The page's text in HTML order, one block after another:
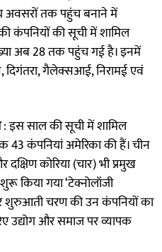
अवसरों तक पहुंच बनाने में
कंपनियों की सूची में शामिल
अब 28 तक पहुंच गई है। इनमें
दिगंतरा, गैलेक्सआई, निरामई एवं
: इस साल की सूची में शामिल
43 कंपनियां अमेरिका की हैं। चीन
कोरिया (चार) भी प्रमुख
किया गया ‘टेक्नोलॉजी
शुरुआती चरण की उन कंपनियों का
उद्योग और समाज पर व्यापक